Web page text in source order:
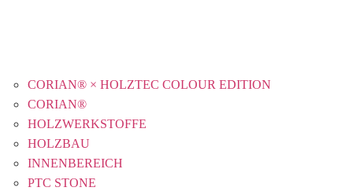
CORIAN® × HOLZTEC COLOUR EDITION
CORIAN®
HOLZWERKSTOFFE
HOLZBAU
INNENBEREICH
PTC STONE